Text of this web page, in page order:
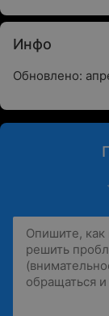
Инфо
Обновлено: